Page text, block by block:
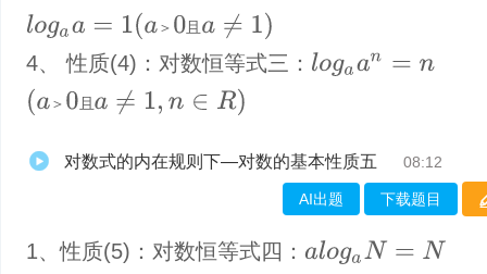
logaa 1 ＞ 且
(a＞ 且a≠1
4、 性质(4)：对数恒等式三： logaa =n
＞ 且
(a＞ 且 a≠1, n∈R )
对数式的内在规则下—对数的基本性质五 08:12
AI出题 下载题目
1、​性质(5)：对数恒等式四： alogaN N